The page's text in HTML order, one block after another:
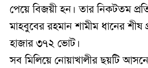
পেয়ে বিজয়ী হন। তার নিকটতম
মাহবুবের রহমান শামীম ধানের শীষ
হাজার ৩৭২ ভোট।
সব মিলিয়ে নোয়াখালীর ছয়টি